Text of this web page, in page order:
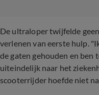
De ultraloper twijfelde
verlenen van eerste hulp.
de gaten gehouden en ben
uiteindelijk naar het
scooterrijder hoefde niet